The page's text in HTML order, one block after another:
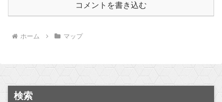
コメントを書き込む
ホーム マップ
検索